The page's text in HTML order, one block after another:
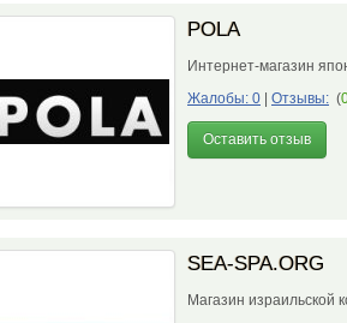
POLA
Интернет-магазин
Жалобы: 0
Отзывы: (
Оставить отзыв
SEA-SPA.ORG
Магазин израильской